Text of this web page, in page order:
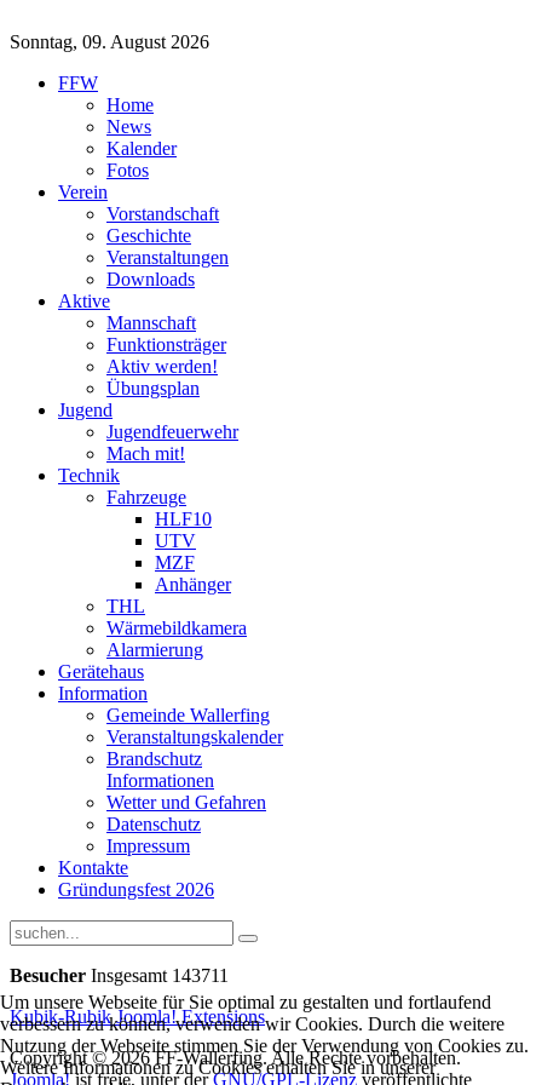
Sonntag, 09. August 2026
FFW
Home
News
Kalender
Fotos
Verein
Vorstandschaft
Geschichte
Veranstaltungen
Downloads
Aktive
Mannschaft
Funktionsträger
Aktiv werden!
Übungsplan
Jugend
Jugendfeuerwehr
Mach mit!
Technik
Fahrzeuge
HLF10
UTV
MZF
Anhänger
THL
Wärmebildkamera
Alarmierung
Gerätehaus
Information
Gemeinde Wallerfing
Veranstaltungskalender
Brandschutz
Informationen
Wetter und Gefahren
Datenschutz
Impressum
Kontakte
Gründungsfest 2026
Besucher Insgesamt 143711
Kubik-Rubik Joomla! Extensions
Copyright © 2026 FF-Wallerfing. Alle Rechte vorbehalten.
Joomla!ist freie, unter derGNU/GPL-Lizenzveröffentlichte
Um unsere Webseite für Sie optimal zu gestalten und fortlaufend
verbessern zu können, verwenden wir Cookies. Durch die weitere
Nutzung der Webseite stimmen Sie der Verwendung von Cookies zu.
Weitere Informationen zu Cookies erhalten Sie in unserer